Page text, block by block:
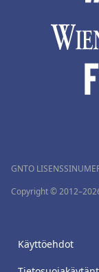
GNTO
Copyright ©
Käyttöehdot